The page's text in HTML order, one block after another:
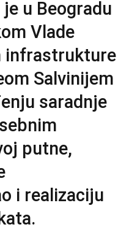
u Beogradu
Vlade
infrastrukture
Salvinijem
saradnje
putne,
i realizaciju